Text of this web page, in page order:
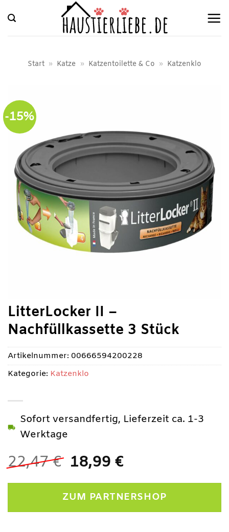
Inhalt
springen
Start » Katze » Katzentoilette & Co » Katzenklo
-15%
LitterLocker II –
Nachfüllkassette 3 Stück
22,47€ Ursprünglicher
war:
22,47 €
18,99 €Aktueller
ist:
18,99 €.
Sofort versandfertig, Lieferzeit ca. 1-3
Werktage
ZUM PARTNERSHOP
Artikelnummer: 00666594200228
Kategorie: Katzenklo